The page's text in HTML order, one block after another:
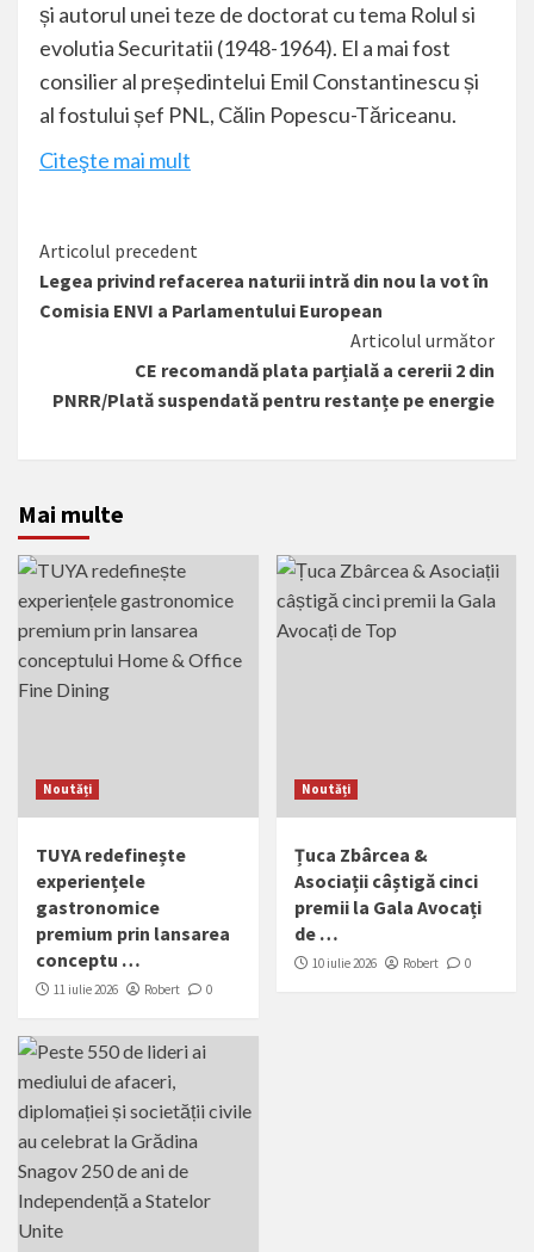
și autorul unei teze de doctorat cu tema Rolul si
evolutia Securitatii (1948-1964). El a mai fost
consilier al președintelui Emil Constantinescu și
al fostului șef PNL, Călin Popescu-Tăriceanu.
Citeşte mai mult
Citește
mai
mult
Articolul precedent
Legea privind refacerea naturii intră din nou la vot în
Comisia ENVI a Parlamentului European
Articolul următor
CE recomandă plata parțială a cererii 2 din
PNRR/Plată suspendată pentru restanțe pe energie
Mai multe
Noutăți
TUYA redefinește
experiențele
gastronomice
premium prin lansarea
conceptu …
11 iulie 2026 Robert 0
Noutăți
Țuca Zbârcea &
Asociații câștigă cinci
premii la Gala Avocați
de …
10 iulie 2026 Robert 0